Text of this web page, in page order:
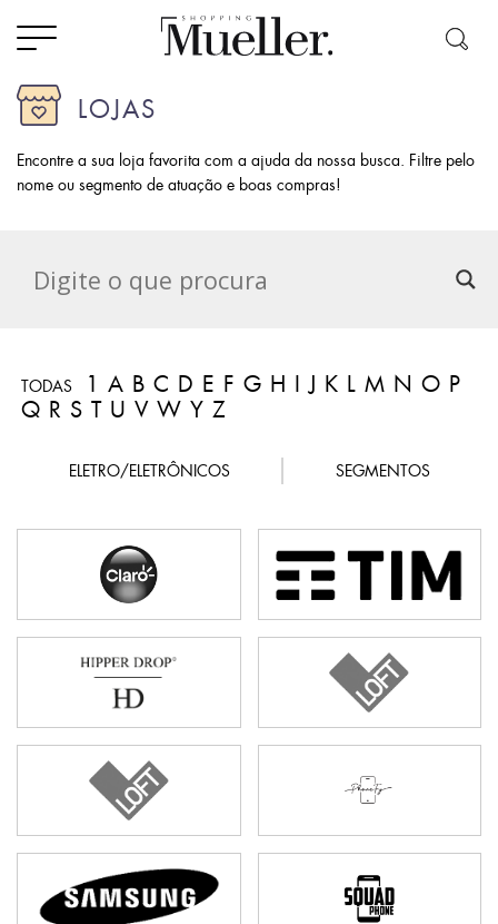
LOJAS
Encontre a sua loja favorita com a ajuda da nossa busca. Filtre pelo
nome ou segmento de atuação e boas compras!
TODAS 1 A B C D E F G H I J K L M N O P
Q R S T U V W Y Z
ELETRO/ELETRÔNICOS SEGMENTOS